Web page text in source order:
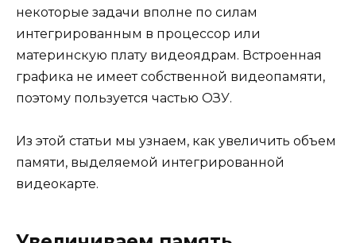
некоторые задачи вполне по силам
интегрированным в процессор или
материнскую плату видеоядрам. Встроенная
графика не имеет собственной видеопамяти,
поэтому пользуется частью ОЗУ.
Из этой статьи мы узнаем, как увеличить объем
памяти, выделяемой интегрированной
видеокарте.